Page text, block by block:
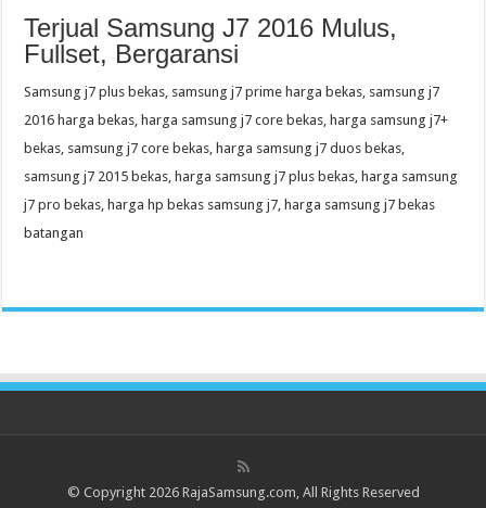
Terjual Samsung J7 2016 Mulus,
Fullset, Bergaransi
Samsung j7 plus bekas, samsung j7 prime harga bekas, samsung j7
2016 harga bekas, harga samsung j7 core bekas, harga samsung j7+
bekas, samsung j7 core bekas, harga samsung j7 duos bekas,
samsung j7 2015 bekas, harga samsung j7 plus bekas, harga samsung
j7 pro bekas, harga hp bekas samsung j7, harga samsung j7 bekas
batangan
© Copyright 2026 RajaSamsung.com, All Rights Reserved